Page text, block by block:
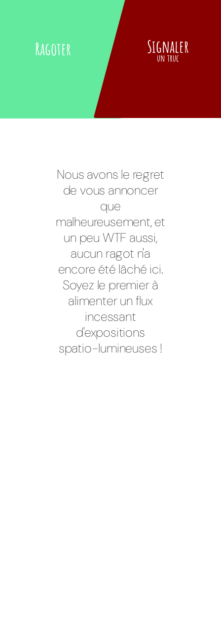
Ragoter Signaler
un truc
Nous avons le regret
de vous annoncer
que
malheureusement, et
un peu WTF aussi,
aucun ragot n'a
encore été lâché ici.
Soyez le premier à
alimenter un flux
incessant
d'expositions
spatio-lumineuses !